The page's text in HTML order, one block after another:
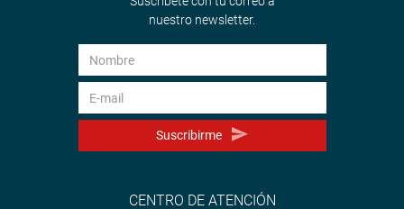
nuestro newsletter.
Suscribirme
CENTRO DE ATENCIÓN